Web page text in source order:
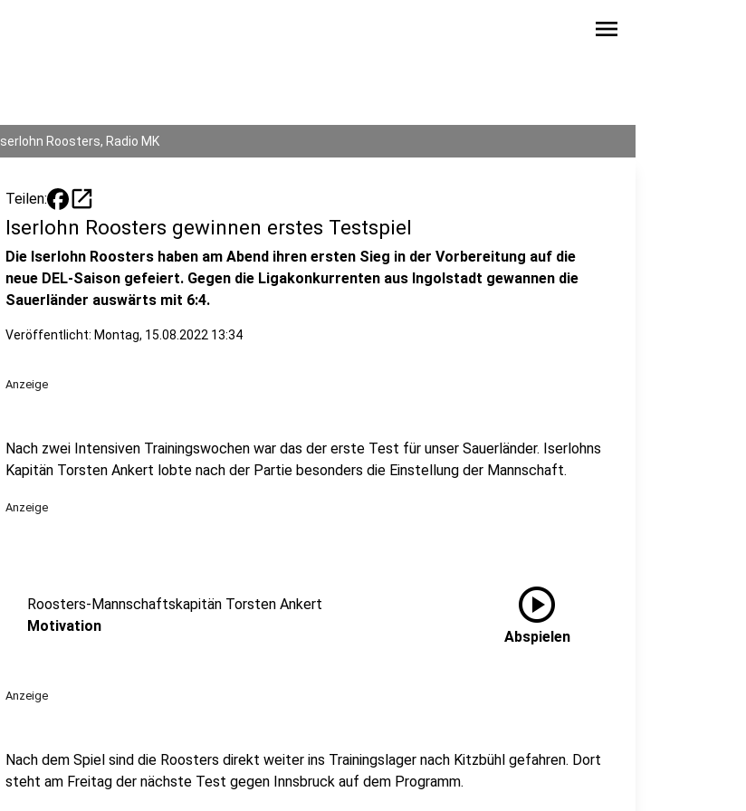
menu
Iserlohn Roosters, Radio MK
Teilen: open_in_new
Iserlohn Roosters gewinnen erstes Testspiel
Die Iserlohn Roosters haben am Abend ihren ersten Sieg in der Vorbereitung auf die
neue DEL-Saison gefeiert. Gegen die Ligakonkurrenten aus Ingolstadt gewannen die
Sauerländer auswärts mit 6:4.
Veröffentlicht: Montag, 15.08.2022 13:34
Anzeige
Nach zwei Intensiven Trainingswochen war das der erste Test für unser Sauerländer. Iserlohns
Kapitän Torsten Ankert lobte nach der Partie besonders die Einstellung der Mannschaft.
Anzeige
Roosters-Mannschaftskapitän Torsten Ankert
Motivation
play_circle
Abspielen
Anzeige
Nach dem Spiel sind die Roosters direkt weiter ins Trainingslager nach Kitzbühl gefahren. Dort
steht am Freitag der nächste Test gegen Innsbruck auf dem Programm.